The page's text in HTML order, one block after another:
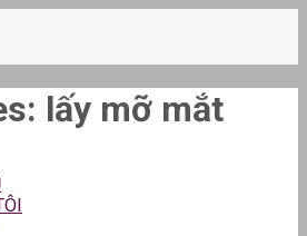
lấy mỡ mắt